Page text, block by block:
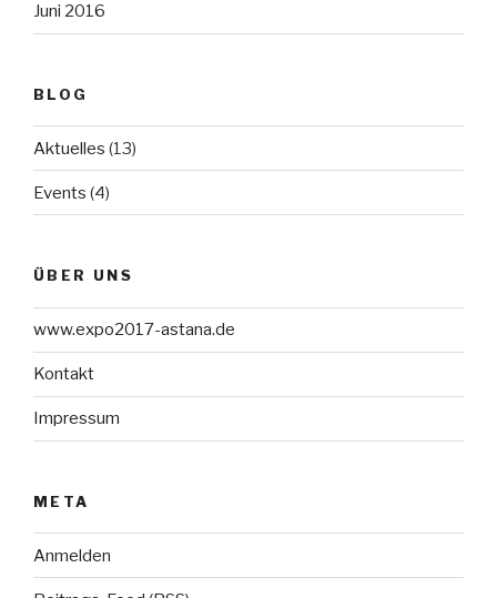
Juni 2016
BLOG
Aktuelles (13)
Events (4)
ÜBER UNS
www.expo2017-astana.de
Kontakt
Impressum
META
Anmelden